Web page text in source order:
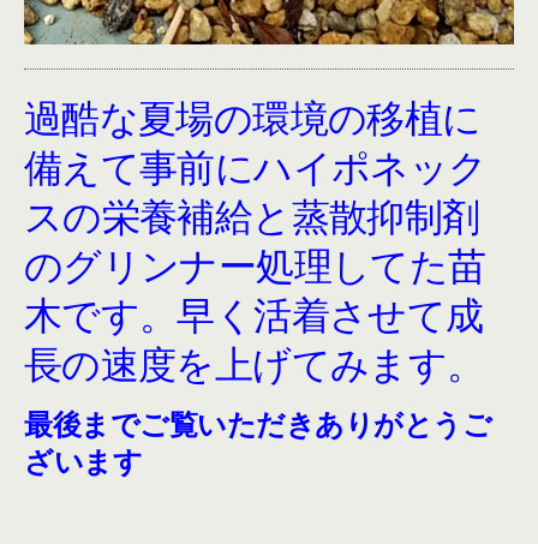
過酷な夏場の環境の移植に
備えて事前にハイポネック
スの栄養補給と蒸散抑制剤
のグリンナー処理してた苗
木です。早く活着させて成
長の速度を上げてみます。
最後までご覧いただきありがとうご
ざいます